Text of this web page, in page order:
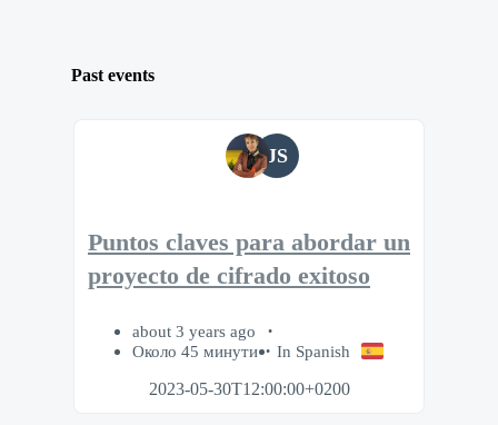
Past events
JS
Puntos claves para abordar un
proyecto de cifrado exitoso
about 3 years ago
Около 45 минути
In Spanish
2023-05-30T12:00:00+0200